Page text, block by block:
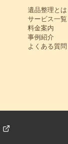
遺品整理とは
サービス一覧
料金案内
事例紹介
よくある質問